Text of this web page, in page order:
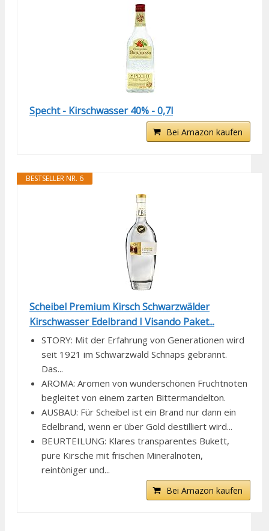
Specht - Kirschwasser 40% - 0,7l
Bei Amazon kaufen
BESTSELLER NR. 6
Scheibel Premium Kirsch Schwarzwälder
Kirschwasser Edelbrand I Visando Paket...
STORY: Mit der Erfahrung von Generationen wird
seit 1921 im Schwarzwald Schnaps gebrannt.
Das...
AROMA: Aromen von wunderschönen Fruchtnoten
begleitet von einem zarten Bittermandelton.
AUSBAU: Für Scheibel ist ein Brand nur dann ein
Edelbrand, wenn er über Gold destilliert wird...
BEURTEILUNG: Klares transparentes Bukett,
pure Kirsche mit frischen Mineralnoten,
reintöniger und...
Bei Amazon kaufen